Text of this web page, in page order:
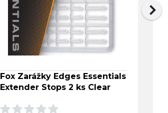
Fox Zarážky Edges Essentials
Extender Stops 2 ks Clear